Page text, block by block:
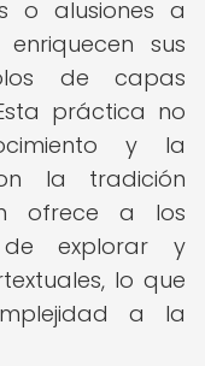
o alusiones a
sus
de capas
práctica no
y la
la tradición
ofrece a los
explorar y
lo que
a la